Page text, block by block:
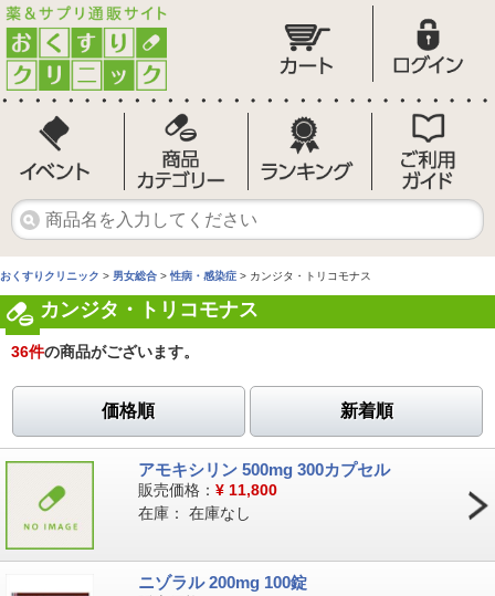
おくすりクリニック > 男女総合 > 性病・感染症 > カンジタ・トリコモナス
カンジタ・トリコモナス
36件の商品がございます。
価格順 新着順
アモキシリン 500mg 300カプセル
販売価格： ¥ 11,800
在庫： 在庫なし
ニゾラル 200mg 100錠